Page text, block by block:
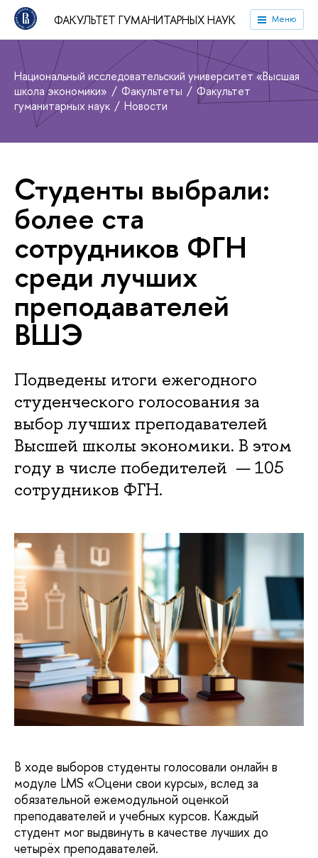
ФАКУЛЬТЕТ ГУМАНИТАРНЫХ НАУК Меню
Национальный исследовательский университет «Высшая
школа экономики»
Факультеты
Факультет
гуманитарных наук
Новости
Студенты выбрали:
более ста
сотрудников ФГН
среди лучших
преподавателей
ВШЭ
Подведены итоги ежегодного
студенческого голосования за
выбор лучших преподавателей
Высшей школы экономики. В этом
году в числе победителей — 105
сотрудников ФГН.
В ходе выборов студенты голосовали онлайн в
модуле LMS «Оцени свои курсы», вслед за
обязательной ежемодульной оценкой
преподавателей и учебных курсов. Каждый
студент мог выдвинуть в качестве лучших до
четырёх преподавателей.